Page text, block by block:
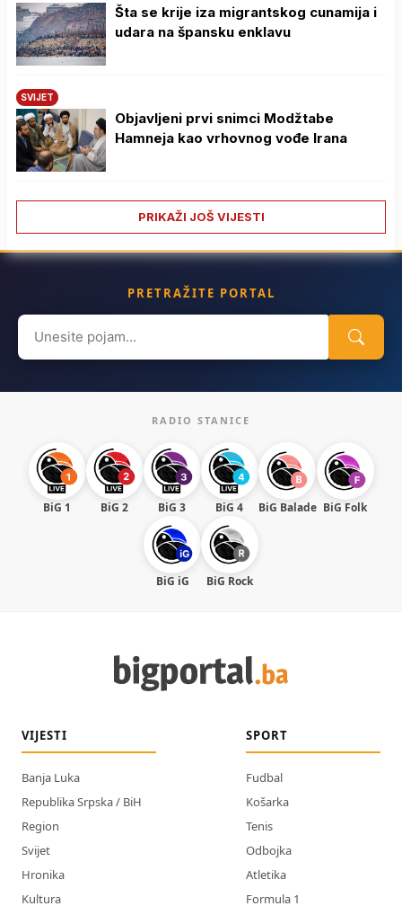
Šta se krije iza migrantskog cunamija i
udara na špansku enklavu
SVIJET
Objavljeni prvi snimci Modžtabe
Hamneja kao vrhovnog vođe Irana
PRIKAŽI JOŠ VIJESTI
PRETRAŽITE PORTAL
Search
for:
RADIO STANICE
BiG 1 BiG 2 BiG 3 BiG 4 BiG Balade BiG Folk
BiG iG BiG Rock
VIJESTI
Banja Luka
Republika Srpska / BiH
Region
Svijet
Hronika
Kultura
SPORT
Fudbal
Košarka
Tenis
Odbojka
Atletika
Formula 1